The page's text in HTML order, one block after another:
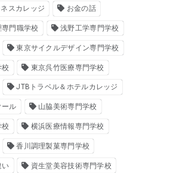
スカレッジ お金の話
門職学校 浅野工学専門学校
東京サイクルデザイン専門学校
校 東京呉竹医療専門学校
JTBトラベル＆ホテルカレッジ
ール 山脇美術専門学校
校 横浜医療情報専門学校
香川調理製菓専門学校
い 資生堂美容技術専門学校